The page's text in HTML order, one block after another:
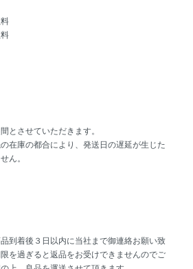
とさせていただきます。
在庫の都合により、発送日の遅延が生じた
ん。
到着後３日以内に当社まで御連絡お願い致
を過ぎると返品をお受けできませんのでご